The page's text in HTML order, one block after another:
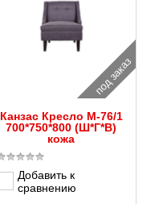
под заказ
Канзас Кресло M-76/1
700*750*800 (Ш*Г*В)
кожа
Добавить к
сравнению